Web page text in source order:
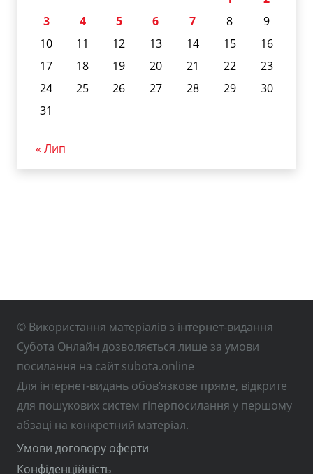
3
4 5 6 7 8
9
10
11 12 13 14 15
16
17
18 19 20 21 22
23
24
25 26 27 28 29
30
31
« Лип
© Використання матеріалів з інтернет-видання
Субота Онлайн дозволяється лише за умови
посилання на сайт subota.online
Для інтернет-видань обов’язкове пряме, відкрите
для пошукових систем гіперпосилання у першому
абзаці на конкретний матеріал.
Умови договору оферти
Конфіденційність